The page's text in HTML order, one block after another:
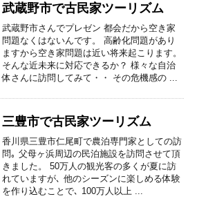
武蔵野市で古民家ツーリズム
武蔵野市さんでプレゼン 都会だから空き家
問題なくはないんです。 高齢化問題があり
ますから空き家問題は近い将来起こります。
そんな近未来に対応できるか？ 様々な自治
体さんに訪問してみて・・ その危機感の ...
三豊市で古民家ツーリズム
香川県三豊市仁尾町で農泊専門家としての訪
問｡ 父母ヶ浜周辺の民泊施設を訪問させて頂
きました。 50万人の観光客の多くが夏に訪
れていますが､ 他のシーズンに楽しめる体験
を作り込むことで､ 100万人以上 ...